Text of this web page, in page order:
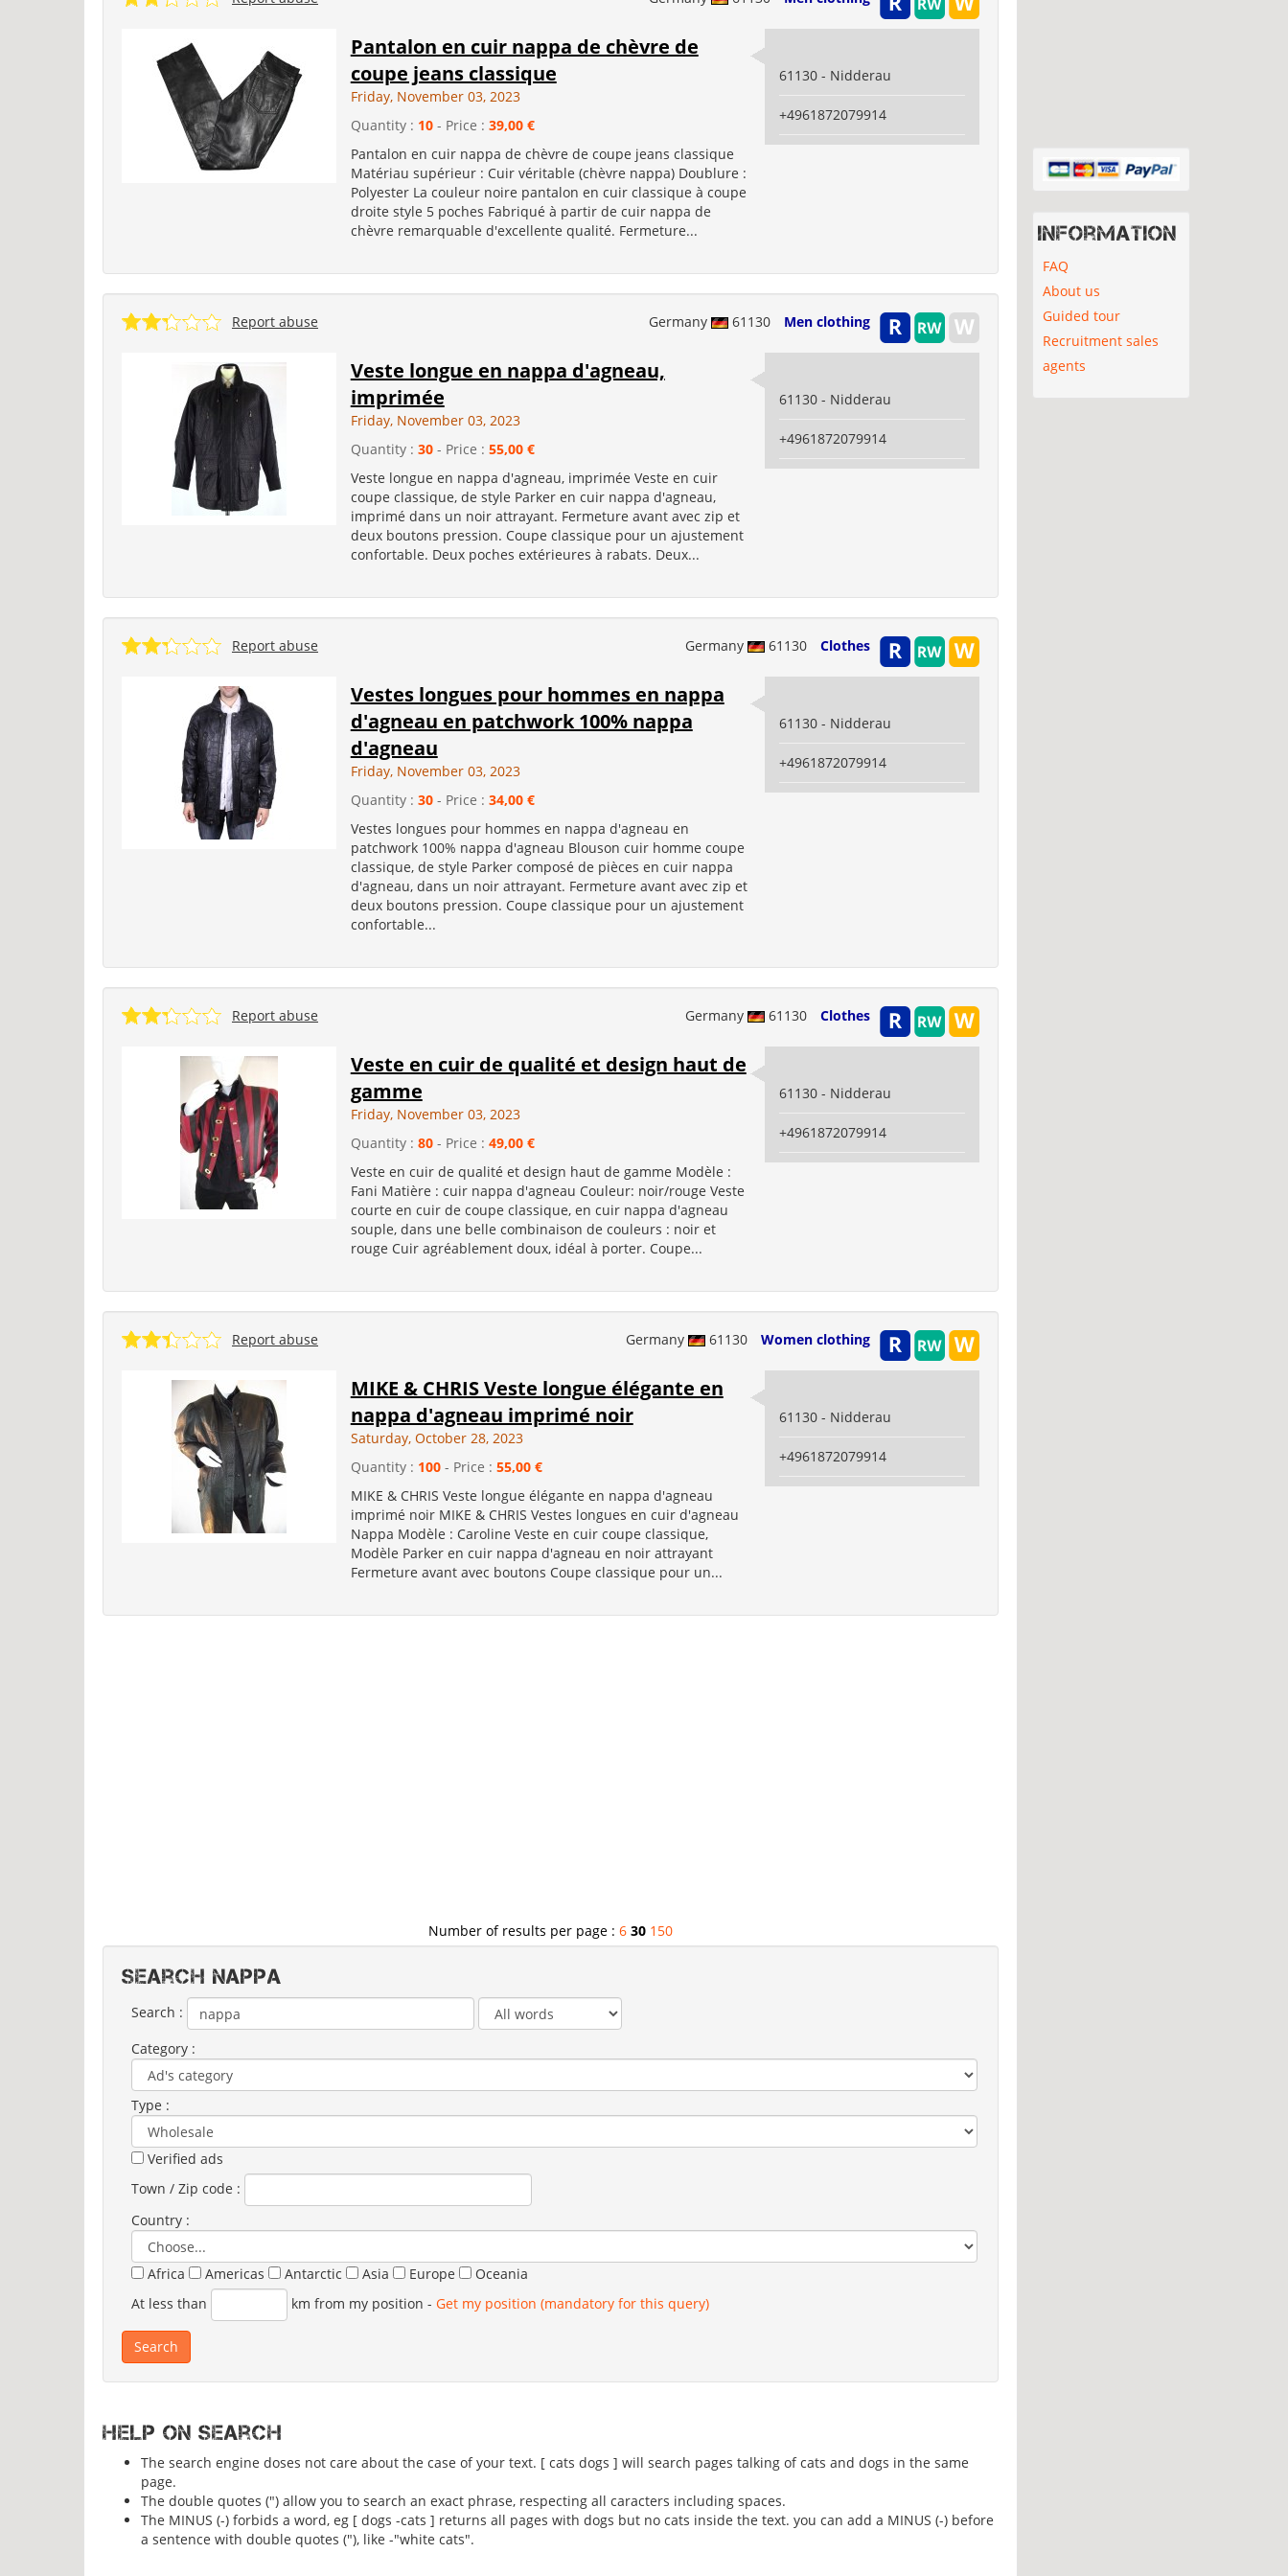
Pantalon en cuir nappa de chèvre de
coupe jeans classique
Friday, November 03, 2023
Quantity : 10- Price : 39,00 €
Pantalon en cuir nappa de chèvre de coupe jeans classique
Matériau supérieur : Cuir véritable (chèvre nappa) Doublure :
Polyester La couleur noire pantalon en cuir classique à coupe
droite style 5 poches Fabriqué à partir de cuir nappa de
chèvre remarquable d'excellente qualité. Fermeture...
61130 - Nidderau
+4961872079914
Germany 61130 Men clothing
Report abuse
Veste longue en nappa d'agneau,
imprimée
Friday, November 03, 2023
Quantity : 30- Price : 55,00 €
Veste longue en nappa d'agneau, imprimée Veste en cuir
coupe classique, de style Parker en cuir nappa d'agneau,
imprimé dans un noir attrayant. Fermeture avant avec zip et
deux boutons pression. Coupe classique pour un ajustement
confortable. Deux poches extérieures à rabats. Deux...
61130 - Nidderau
+4961872079914
Germany 61130 Clothes
Report abuse
Vestes longues pour hommes en nappa
d'agneau en patchwork 100% nappa
d'agneau
Friday, November 03, 2023
Quantity : 30- Price : 34,00 €
Vestes longues pour hommes en nappa d'agneau en
patchwork 100% nappa d'agneau Blouson cuir homme coupe
classique, de style Parker composé de pièces en cuir nappa
d'agneau, dans un noir attrayant. Fermeture avant avec zip et
deux boutons pression. Coupe classique pour un ajustement
confortable...
61130 - Nidderau
+4961872079914
Germany 61130 Clothes
Report abuse
Veste en cuir de qualité et design haut de
gamme
Friday, November 03, 2023
Quantity : 80- Price : 49,00 €
Veste en cuir de qualité et design haut de gamme Modèle :
Fani Matière : cuir nappa d'agneau Couleur: noir/rouge Veste
courte en cuir de coupe classique, en cuir nappa d'agneau
souple, dans une belle combinaison de couleurs : noir et
rouge Cuir agréablement doux, idéal à porter. Coupe...
61130 - Nidderau
+4961872079914
Germany 61130 Women clothing
Report abuse
MIKE & CHRIS Veste longue élégante en
nappa d'agneau imprimé noir
Saturday, October 28, 2023
Quantity : 100- Price : 55,00 €
MIKE & CHRIS Veste longue élégante en nappa d'agneau
imprimé noir MIKE & CHRIS Vestes longues en cuir d'agneau
Nappa Modèle : Caroline Veste en cuir coupe classique,
Modèle Parker en cuir nappa d'agneau en noir attrayant
Fermeture avant avec boutons Coupe classique pour un...
61130 - Nidderau
+4961872079914
Number of results per page : 6 30 150
Search NAPPA
Search :
Category :
Type :
Verified ads
Town / Zip code :
Country :
Africa Americas Antarctic Asia Europe
Oceania
At less than
km from my position - Get my position (mandatory for this query)
Help on search
The search engine doses not care about the case of your text. [ cats dogs ] will search pages talking of cats and dogs in the same
page.
The double quotes (") allow you to search an exact phrase, respecting all caracters including spaces.
The MINUS (-) forbids a word, eg [ dogs -cats ] returns all pages with dogs but no cats inside the text. you can add a MINUS (-) before
a sentence with double quotes ("), like -"white cats".
Information
FAQ
About us
Guided tour
Recruitment sales
agents